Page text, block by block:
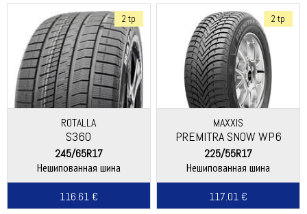
2 tp
ROTALLA
S360
245/65R17
Нешипованная шина
116.61 €
2 tp
MAXXIS
PREMITRA SNOW WP6
225/55R17
Нешипованная шина
117.01 €